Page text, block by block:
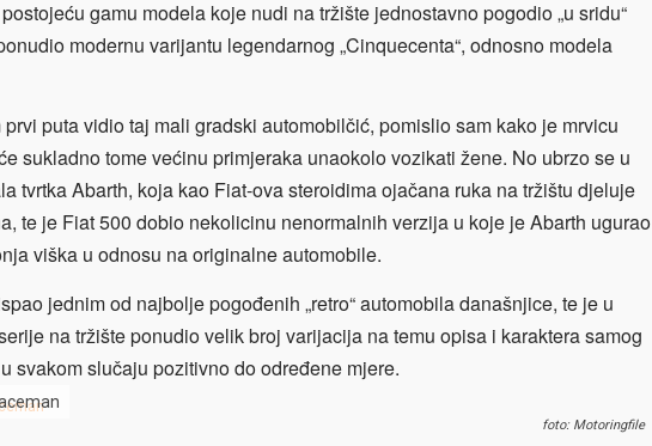
gamu modela koje nudi na tržište jednostavno pogodio „u sridu“
modernu varijantu legendarnog „Cinquecenta“, odnosno modela
prvi puta vidio taj mali gradski automobilčić, pomislio sam kako je mrvicu
sukladno tome većinu primjeraka unaokolo vozikati žene. No ubrzo se u
tvrtka Abarth, koja kao Fiat-ova steroidima ojačana ruka na tržištu djeluje
te je Fiat 500 dobio nekolicinu nenormalnih verzija u koje je Abarth ugurao
viška u odnosu na originalne automobile.
jednim od najbolje pogođenih „retro“ automobila današnjice, te je u
na tržište ponudio velik broj varijacija na temu opisa i karaktera samog
svakom slučaju pozitivno do određene mjere.
foto: Motoringfile